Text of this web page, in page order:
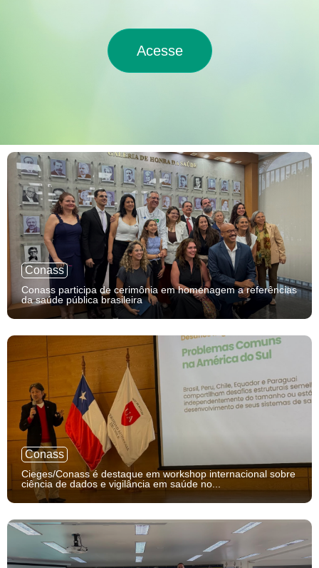
Acesse
Conass
Conass participa de cerimônia em homenagem a referências
da saúde pública brasileira
Conass
Cieges/Conass é destaque em workshop internacional sobre
ciência de dados e vigilância em saúde no...